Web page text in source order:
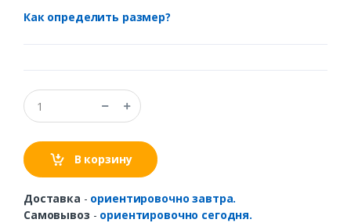
Как определить размер?
В корзину
Доставка - ориентировочно завтра.
Самовывоз - ориентировочно сегодня.